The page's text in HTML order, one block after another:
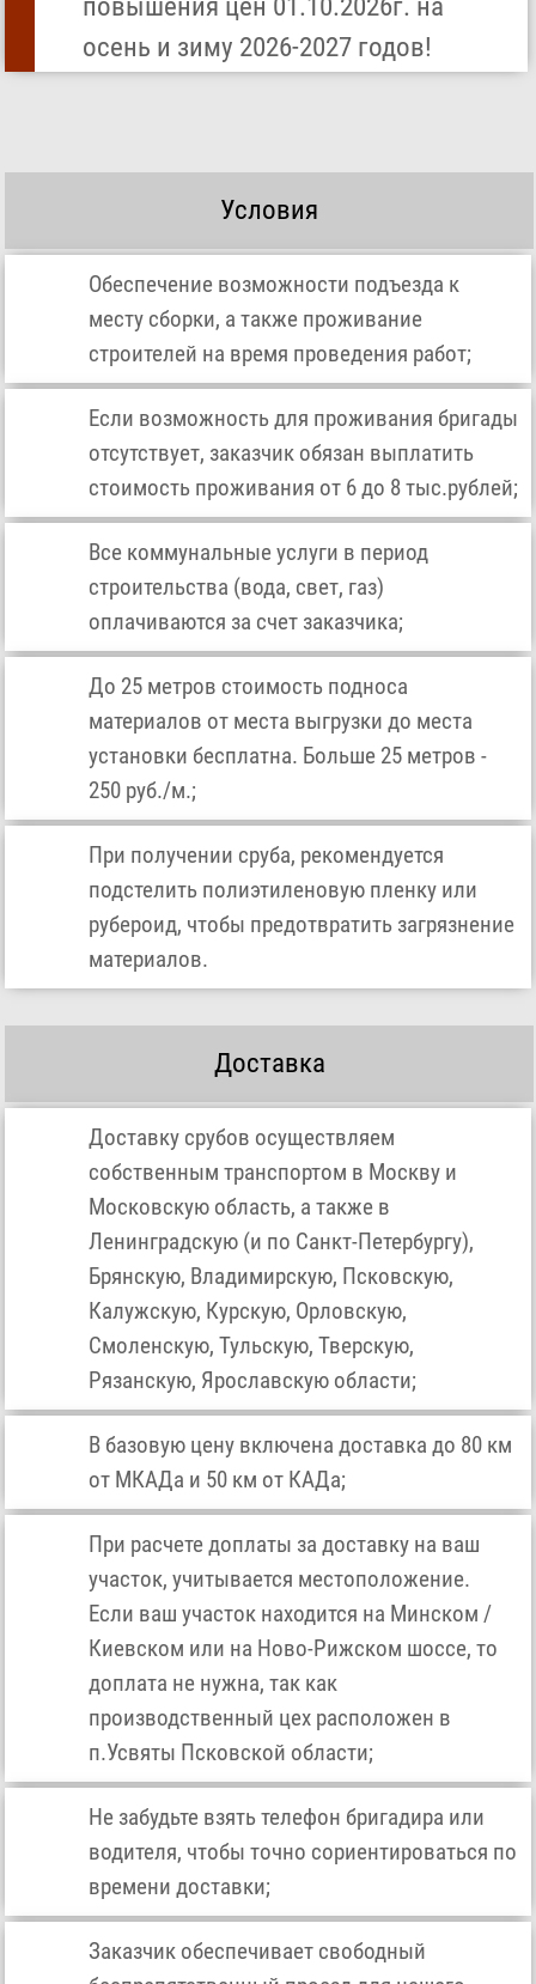
повышения цен 01.10.2026г. на
осень и зиму 2026-2027 годов!
Условия
Обеспечение возможности подъезда к
месту сборки, а также проживание
строителей на время проведения работ;
Если возможность для проживания бригады
отсутствует, заказчик обязан выплатить
стоимость проживания от 6 до 8 тыс.рублей;
Все коммунальные услуги в период
строительства (вода, свет, газ)
оплачиваются за счет заказчика;
До 25 метров стоимость подноса
материалов от места выгрузки до места
установки бесплатна. Больше 25 метров -
250 руб./м.;
При получении сруба, рекомендуется
подстелить полиэтиленовую пленку или
рубероид, чтобы предотвратить загрязнение
материалов.
Доставка
Доставку срубов осуществляем
собственным транспортом в Москву и
Московскую область, а также в
Ленинградскую (и по Санкт-Петербургу),
Брянскую, Владимирскую, Псковскую,
Калужскую, Курскую, Орловскую,
Смоленскую, Тульскую, Тверскую,
Рязанскую, Ярославскую области;
В базовую цену включена доставка до 80 км
от МКАДа и 50 км от КАДа;
При расчете доплаты за доставку на ваш
участок, учитывается местоположение.
Если ваш участок находится на Минском /
Киевском или на Ново-Рижском шоссе, то
доплата не нужна, так как
производственный цех расположен в
п.Усвяты Псковской области;
Не забудьте взять телефон бригадира или
водителя, чтобы точно сориентироваться по
времени доставки;
Заказчик обеспечивает свободный